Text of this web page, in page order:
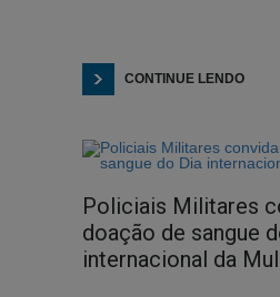
CONTINUE LENDO
Policiais Militares
doação de sangue
internacional da